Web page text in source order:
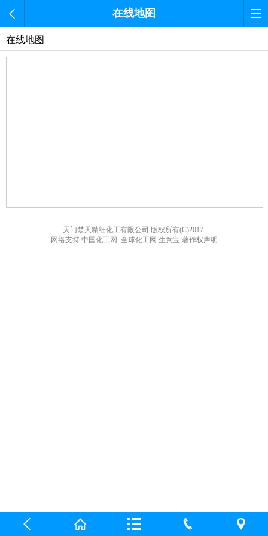
在线地图
在线地图
天门楚天精细化工有限公司 版权所有(C)2017
网络支持 中国化工网 全球化工网 生意宝 著作权声明